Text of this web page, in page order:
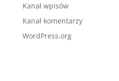
Kanał wpisów
Kanał komentarzy
WordPress.org